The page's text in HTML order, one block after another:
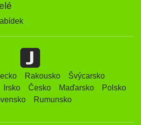
Rakousko
Švýcarsko
Irsko Česko Maďarsko
Polsko
Rumunsko